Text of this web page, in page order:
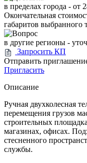
в пределах города - от
Окончательная
габаритов выбранного
в другие регионы -
Запросить КП
Отправить
Пригласить
Описание
Ручная двухколесная
перемещения грузов
строительных
магазинах, офисах.
стесненного
службы.